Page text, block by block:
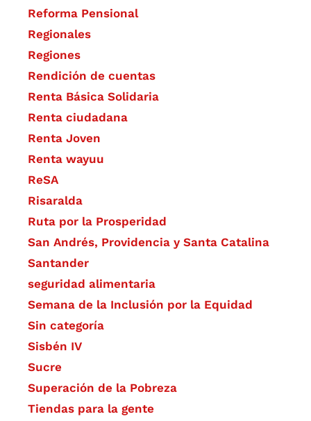
Reforma Pensional
Regionales
Regiones
Rendición de cuentas
Renta Básica Solidaria
Renta ciudadana
Renta Joven
Renta wayuu
ReSA
Risaralda
Ruta por la Prosperidad
San Andrés, Providencia y Santa Catalina
Santander
seguridad alimentaria
Semana de la Inclusión por la Equidad
Sin categoría
Sisbén IV
Sucre
Superación de la Pobreza
Tiendas para la gente